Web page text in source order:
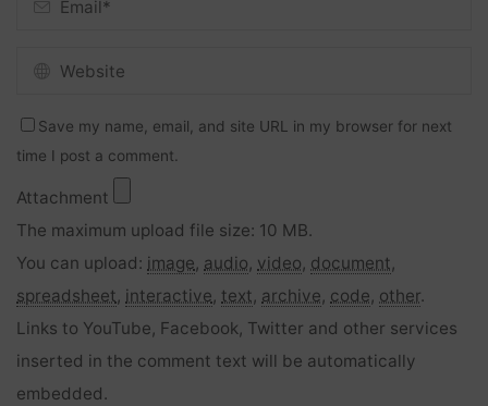
Save my name, email, and site URL in my browser for next
time I post a comment.
Attachment
The maximum upload file size: 10 MB.
You can upload: image, audio, video, document,
spreadsheet, interactive, text, archive, code, other.
Links to YouTube, Facebook, Twitter and other services
inserted in the comment text will be automatically
embedded.